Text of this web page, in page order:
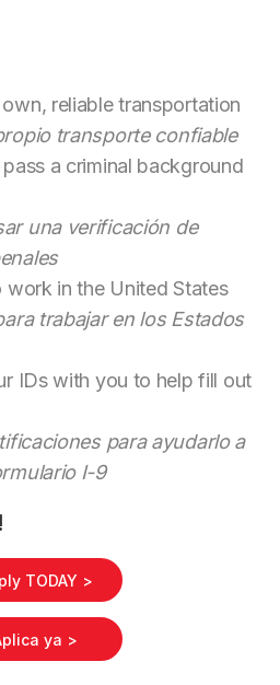
reliable transportation
transporte confiable
a criminal background
una verificación de
work in the United States
trabajar en los Estados
IDs with you to help fill out
para ayudarlo a
I-9
!
TODAY >
ya >